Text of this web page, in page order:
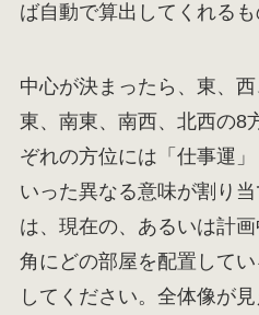
ば自動で算出してくれるも
中心が決まったら、東、
東、南東、南西、北西の8
ぞれの方位には「仕事運
いった異なる意味が割り
は、現在の、あるいは計
角にどの部屋を配置して
してください。全体像が